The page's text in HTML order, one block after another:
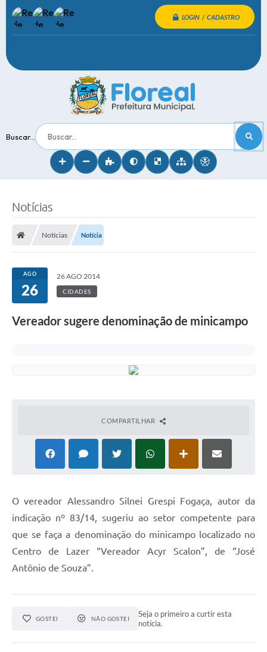
LOGIN / CADASTRO
Buscar...
Notícias
Notícias Notícia
AGO
26
26 AGO 2014
CIDADES
Vereador sugere denominação de minicampo
COMPARTILHAR
O vereador Alessandro Silnei Grespi Fogaça, autor da
indicação nº 83/14, sugeriu ao setor competente para
que se faça a denominação do minicampo localizado no
Centro de Lazer “Vereador Acyr Scalon”, de “José
Antônio de Souza”.
GOSTEI NÃO GOSTEI
Seja o primeiro a curtir esta
notícia.